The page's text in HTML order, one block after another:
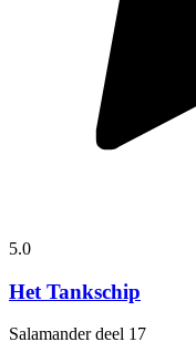
5.0
Het Tankschip
Salamanderdeel 17